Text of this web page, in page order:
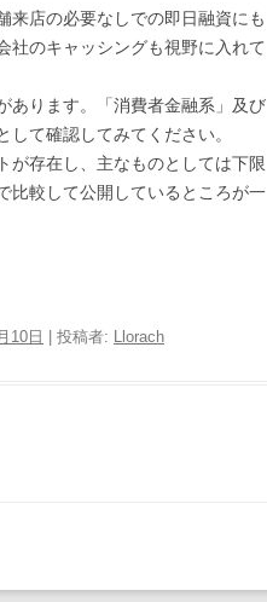
来店の必要なしでの即日融資にも
社のキャッシングも視野に入れて
あります。「消費者金融系」及び
して確認してみてください。
が存在し、主なものとしては下限
比較して公開しているところが一
10日 投稿者: Llorach